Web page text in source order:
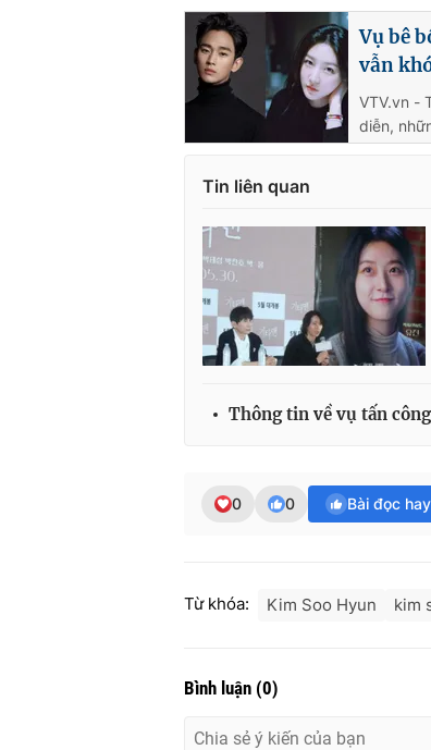
Vụ bê
vẫn
VTV.vn -
diễn,
Tin liên quan
Thông tin về vụ tấn
0 0 Bài đọc
Từ khóa: Kim Soo Hyun kim
Bình luận (0)